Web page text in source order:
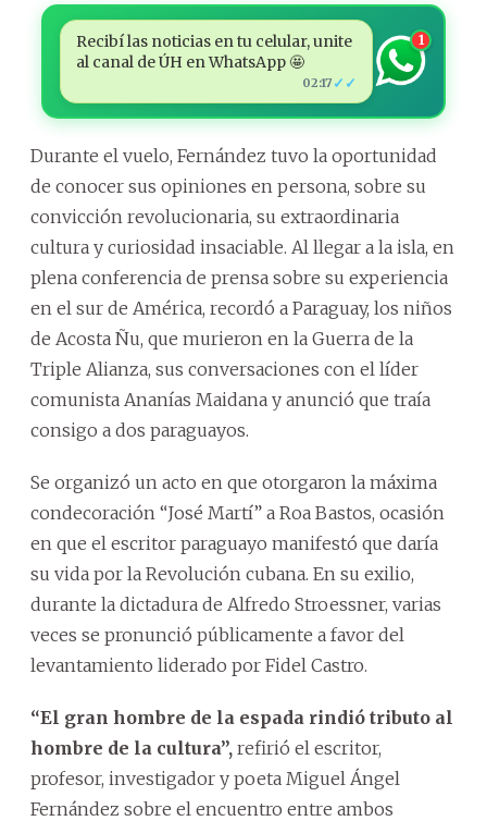
Recibí las noticias en tu celular, unite
al canal de ÚH en WhatsApp 🤩
02:17 ✓✓
1
Durante el vuelo, Fernández tuvo la oportunidad
de conocer sus opiniones en persona, sobre su
convicción revolucionaria, su extraordinaria
cultura y curiosidad insaciable. Al llegar a la isla, en
plena conferencia de prensa sobre su experiencia
en el sur de América, recordó a Paraguay, los niños
de Acosta Ñu, que murieron en la Guerra de la
Triple Alianza, sus conversaciones con el líder
comunista Ananías Maidana y anunció que traía
consigo a dos paraguayos.
Se organizó un acto en que otorgaron la máxima
condecoración “José Martí” a Roa Bastos, ocasión
en que el escritor paraguayo manifestó que daría
su vida por la Revolución cubana. En su exilio,
durante la dictadura de Alfredo Stroessner, varias
veces se pronunció públicamente a favor del
levantamiento liderado por Fidel Castro.
“El gran hombre de la espada rindió tributo al
hombre de la cultura”, refirió el escritor,
profesor, investigador y poeta Miguel Ángel
Fernández sobre el encuentro entre ambos